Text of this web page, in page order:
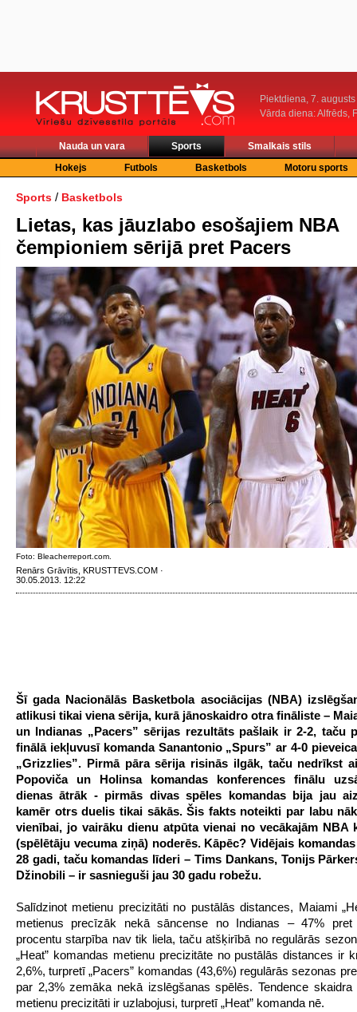
Piektdiena, 7. augusts
Vārda diena: Alfrēds,
Nauda un vara Sports
Smalkais stils
Hokejs
Futbols Basketbols Motoru sports
Sports / Basketbols
Lietas, kas jāuzlabo esošajiem NBA
čempioniem sērijā pret Pacers
Foto: Bleacherreport.com.
Renārs Grāvītis, KRUSTTEVS.COM ·
30.05.2013. 12:22
Šī gada Nacionālās Basketbola asociācijas (NBA)
atlikusi tikai viena sērija, kurā jānoskaidro otra fināliste –
un Indianas „Pacers” sērijas rezultāts pašlaik ir 2-2, taču
finālā iekļuvusī komanda Sanantonio „Spurs” ar 4-0
„Grizzlies”. Pirmā pāra sērija risinās ilgāk, taču nedrīkst
Popoviča un Holinsa komandas konferences finālu
dienas ātrāk - pirmās divas spēles komandas bija jau
kamēr otrs duelis tikai sākās. Šis fakts noteikti par labu
vienībai, jo vairāku dienu atpūta vienai no vecākajām NBA
(spēlētāju vecuma ziņā) noderēs. Kāpēc? Vidējais
28 gadi, taču komandas līderi – Tims Dankans, Tonijs
Džinobili – ir sasnieguši jau 30 gadu robežu.
Salīdzinot metienu precizitāti no pustālās distances, Maiami
metienus precīzāk nekā sāncense no Indianas – 47%
procentu starpība nav tik liela, taču atšķirībā no regulārās
„Heat” komandas metienu precizitāte no pustālās distances ir
2,6%, turpretī „Pacers” komandas (43,6%) regulārās sezonas
par 2,3% zemāka nekā izslēgšanas spēlēs. Tendence skaidra
metienu precizitāti ir uzlabojusi, turpretī „Heat” komanda nē.